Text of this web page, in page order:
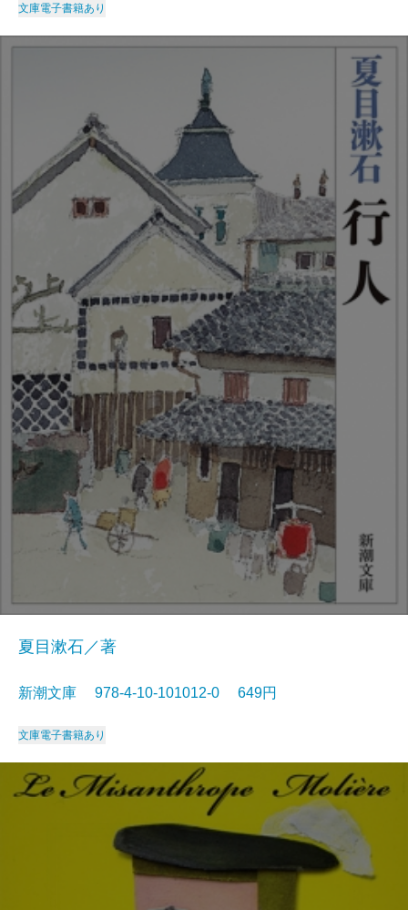
文庫電子書籍あり
夏目漱石／著
新潮文庫 978-4-10-101012-0 649円
文庫電子書籍あり